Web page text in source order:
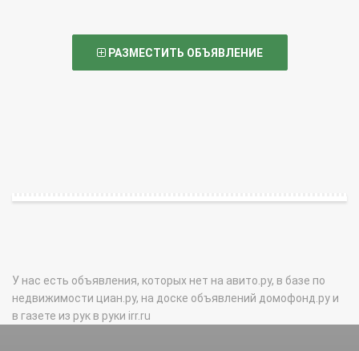
РАЗМЕСТИТЬ ОБЪЯВЛЕНИЕ
У нас есть объявления, которых нет на авито.ру, в базе по
недвижимости циан.ру, на доске объявлений домофонд.ру и
в газете из рук в руки irr.ru